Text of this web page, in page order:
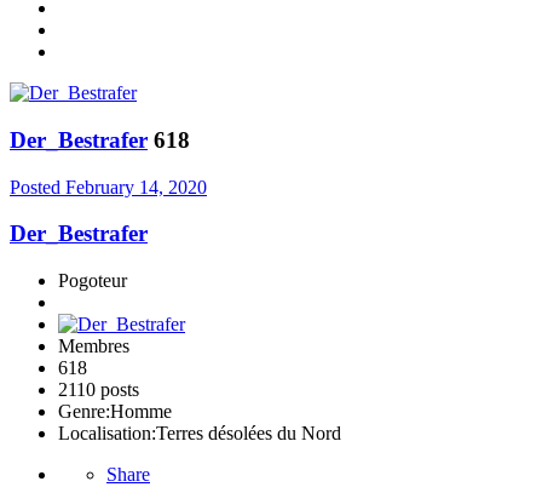
Der_Bestrafer 618
Posted February 14, 2020
Der_Bestrafer
Pogoteur
Membres
618
2110 posts
Genre:Homme
Localisation:Terres désolées du Nord
Share